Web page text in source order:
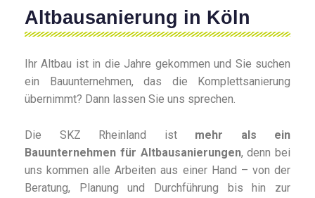
Altbausanierung in Köln
Ihr Altbau ist in die Jahre gekommen und Sie suchen
ein Bauunternehmen, das die Komplettsanierung
übernimmt? Dann lassen Sie uns sprechen.
Die SKZ Rheinland ist mehr als ein
Bauunternehmen für Altbausanierungen, denn bei
uns kommen alle Arbeiten aus einer Hand – von der
Beratung, Planung und Durchführung bis hin zur